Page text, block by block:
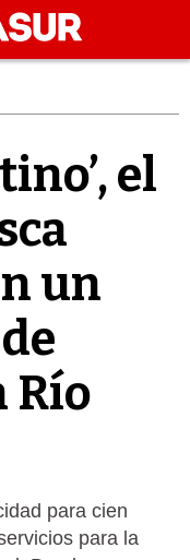
el
un
Río
para cien
para la